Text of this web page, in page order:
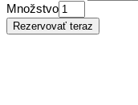
Množstvo